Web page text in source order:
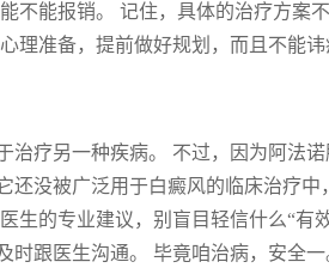
不能报销。 记住，具体的治疗方案
理准备，提前做好规划，而且不能讳
治疗另一种疾病。 不过，因为阿法
没被广泛用于白癜风的临床治疗中
生的专业建议，别盲目轻信什么“有
跟医生沟通。 毕竟咱治病，安全一